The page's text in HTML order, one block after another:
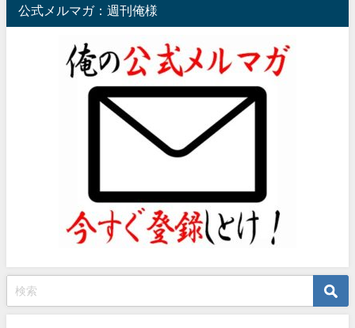
公式メルマガ：週刊俺様